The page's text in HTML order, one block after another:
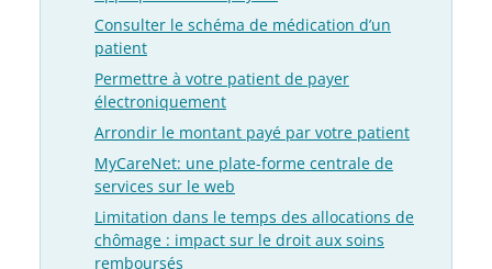
Consulter le schéma de médication d’un
patient
Permettre à votre patient de payer
électroniquement
Arrondir le montant payé par votre patient
MyCareNet: une plate-forme centrale de
services sur le web
Limitation dans le temps des allocations de
chômage : impact sur le droit aux soins
remboursés